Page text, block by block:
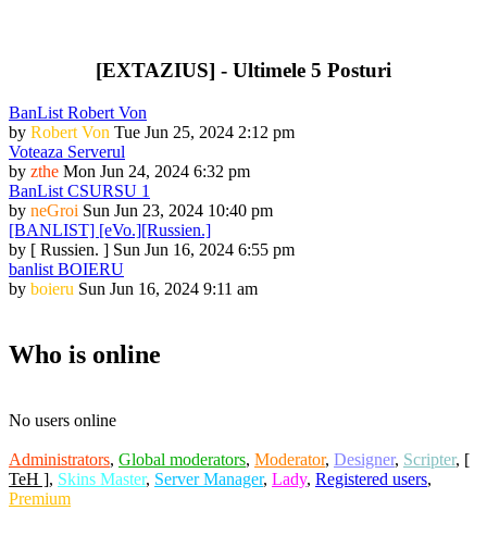
[EXTAZIUS] - Ultimele 5 Posturi
BanList Robert Von
by Robert Von Tue Jun 25, 2024 2:12 pm
Voteaza Serverul
by zthe Mon Jun 24, 2024 6:32 pm
BanList CSURSU 1
by neGroi Sun Jun 23, 2024 10:40 pm
[BANLIST] [eVo.][Russien.]
by [ Russien. ] Sun Jun 16, 2024 6:55 pm
banlist BOIERU
by boieru Sun Jun 16, 2024 9:11 am
Who is online
No users online
Administrators, Global moderators, Moderator, Designer, Scripter, [
TeH ], Skins Master, Server Manager, Lady, Registered users,
Premium